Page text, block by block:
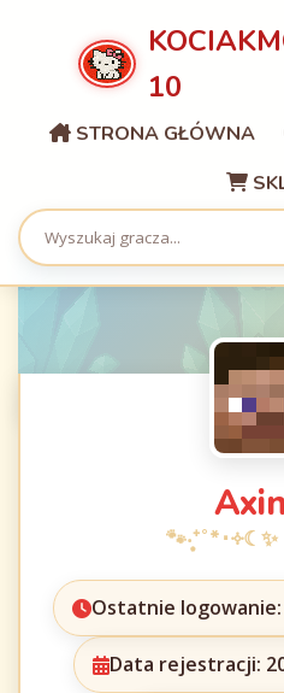
10
STRONA GŁÓWNA
Ostatnie logowanie:
Data rejestracji: